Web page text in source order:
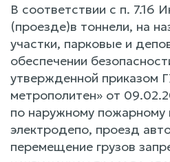
В соответствии с п. 7.16
(проезде)в тоннели, на
участки, парковые и
обеспечении
утвержденной приказом
метрополитен» от
по наружному пожарному
электродепо, проезд
перемещение грузов